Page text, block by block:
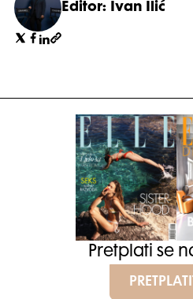
Editor: Ivan Ilić
Pretplati se